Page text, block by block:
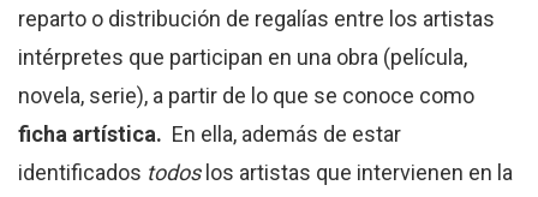
reparto o distribución de regalías entre los artistas
intérpretes que participan en una obra (película,
novela, serie), a partir de lo que se conoce como
ficha artística. En ella, además de estar
identificados todoslos artistas que intervienen en la